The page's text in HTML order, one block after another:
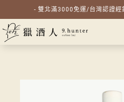
- 雙北滿3000免運/台灣認證經